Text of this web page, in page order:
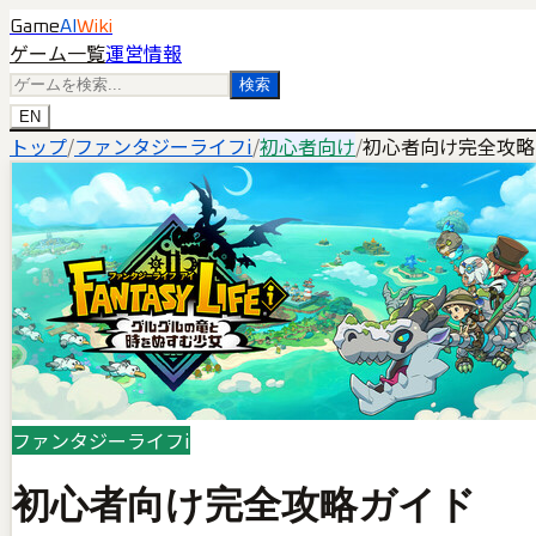
GameAI Wiki
ゲーム一覧運営情報
検索
EN
トップ/ファンタジーライフi/初心者向け/初心者向け完全攻
ファンタジーライフi
初心者向け完全攻略ガイド